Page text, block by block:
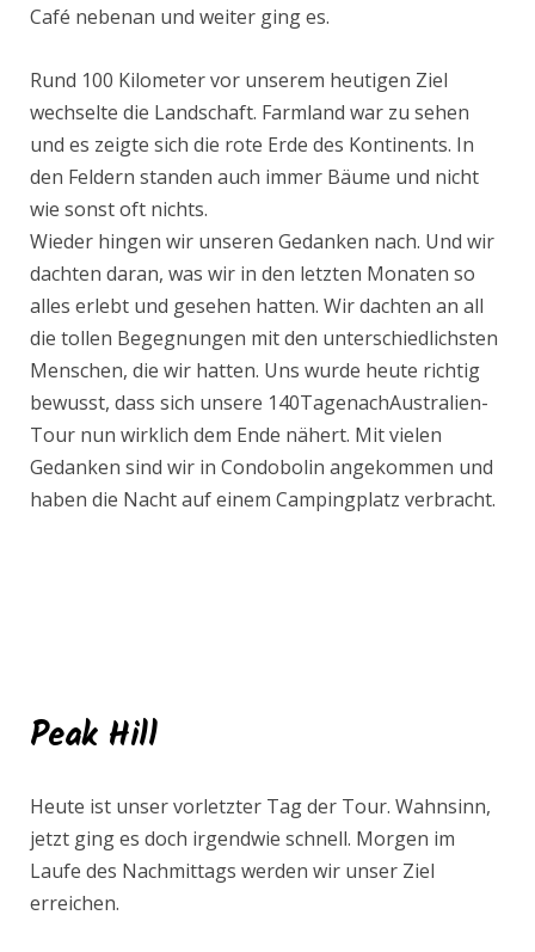
Café nebenan und weiter ging es.
Rund 100 Kilometer vor unserem heutigen Ziel
wechselte die Landschaft. Farmland war zu sehen
und es zeigte sich die rote Erde des Kontinents. In
den Feldern standen auch immer Bäume und nicht
wie sonst oft nichts.
Wieder hingen wir unseren Gedanken nach. Und wir
dachten daran, was wir in den letzten Monaten so
alles erlebt und gesehen hatten. Wir dachten an all
die tollen Begegnungen mit den unterschiedlichsten
Menschen, die wir hatten. Uns wurde heute richtig
bewusst, dass sich unsere 140TagenachAustralien-
Tour nun wirklich dem Ende nähert. Mit vielen
Gedanken sind wir in Condobolin angekommen und
haben die Nacht auf einem Campingplatz verbracht.
Peak Hill
Heute ist unser vorletzter Tag der Tour. Wahnsinn,
jetzt ging es doch irgendwie schnell. Morgen im
Laufe des Nachmittags werden wir unser Ziel
erreichen.